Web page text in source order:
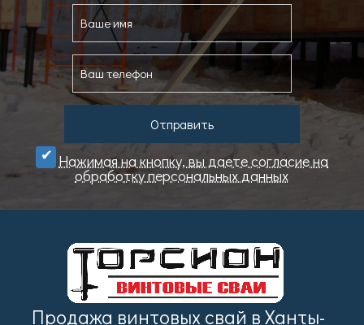
Отправить
Нажимая на кнопку, вы даете cогласие на
обработку персональных данных
Продажа винтовых свай в Ханты-